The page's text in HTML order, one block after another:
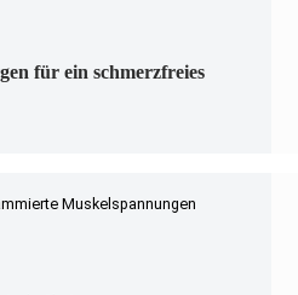
für ein schmerzfreies
Muskelspannungen